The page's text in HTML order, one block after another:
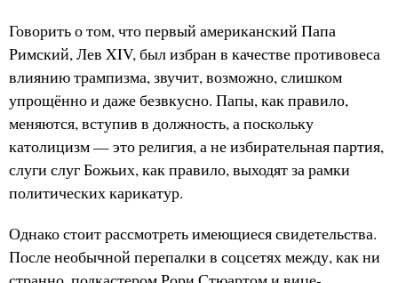
Говорить о том, что первый американский Папа
Римский, Лев XIV, был избран в качестве противовеса
влиянию трампизма, звучит, возможно, слишком
упрощённо и даже безвкусно. Папы, как правило,
меняются, вступив в должность, а поскольку
католицизм — это религия, а не избирательная партия,
слуги слуг Божьих, как правило, выходят за рамки
политических карикатур.
Однако стоит рассмотреть имеющиеся свидетельства.
После необычной перепалки в соцсетях между, как ни